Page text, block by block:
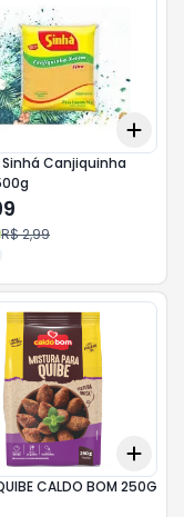
10 Add
Canjiquinha
R$ 2,99
10 Add
CALDO BOM 250G